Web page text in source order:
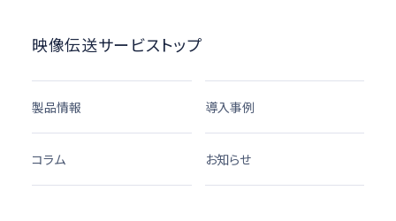
映像伝送サービストップ
製品情報 導入事例
コラム お知らせ